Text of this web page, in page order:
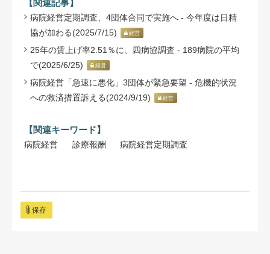
【関連記事】
病院経営定期調査、4団体合同で実施へ - 今年度は日精
協が加わる(2025/7/15)
経営
25年の賃上げ率2.51％に、四病協調査 - 189病院の平均
で(2025/6/25)
経営
病院経営「急速に悪化」3団体が緊急要望 - 危機的状況
への救済措置訴える(2024/9/19)
経営
【関連キーワード】
病院経営 診療報酬 病院経営定期調査
保存